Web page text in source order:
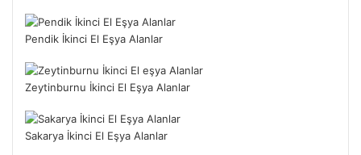
Pendik İkinci El Eşya Alanlar
Zeytinburnu İkinci El Eşya Alanlar
Sakarya İkinci El Eşya Alanlar